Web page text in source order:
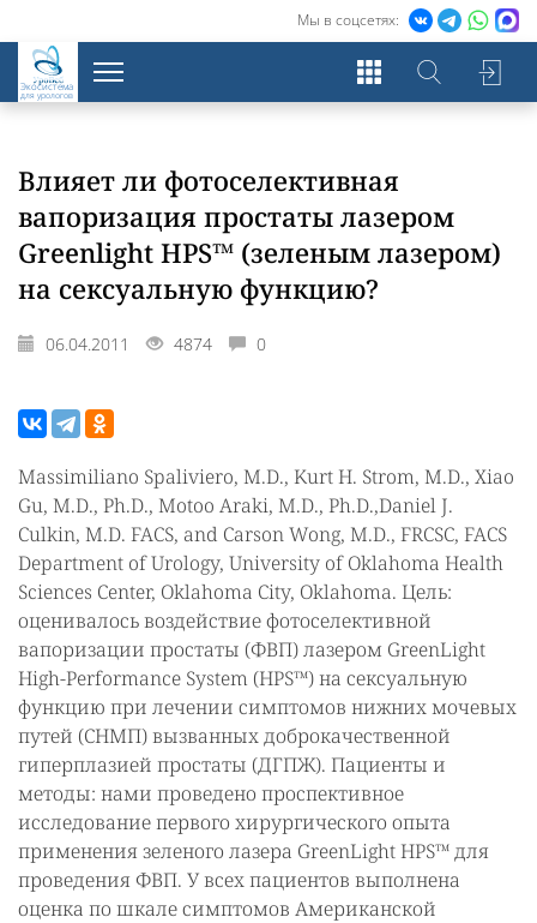
Мы в соцсетях:
Экосистема
для урологов
Влияет ли фотоселективная
вапоризация простаты лазером
Greenlight HPS™ (зеленым лазером)
на сексуальную функцию?
06.04.2011 4874 0
Massimiliano Spaliviero, M.D., Kurt H. Strom, M.D., Xiao
Gu, M.D., Ph.D., Motoo Araki, M.D., Ph.D.,Daniel J.
Culkin, M.D. FACS, and Carson Wong, M.D., FRCSC, FACS
Department of Urology, University of Oklahoma Health
Sciences Center, Oklahoma City, Oklahoma. Цель:
оценивалось воздействие фотоселективной
вапоризации простаты (ФВП) лазером GreenLight
High-Performance System (HPS™) на сексуальную
функцию при лечении симптомов нижних мочевых
путей (СНМП) вызванных доброкачественной
гиперплазией простаты (ДГПЖ). Пациенты и
методы: нами проведено проспективное
исследование первого хирургического опыта
применения зеленого лазера GreenLight HPS™ для
проведения ФВП. У всех пациентов выполнена
оценка по шкале симптомов Американской